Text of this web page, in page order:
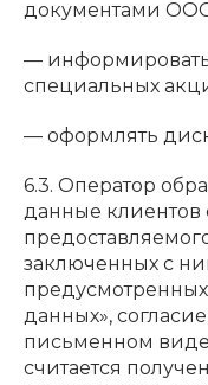
документами ООО
— информировать
специальных
— оформлять
6.3. Оператор
данные клиентов
заключенных с
данных»,
письменном
считается